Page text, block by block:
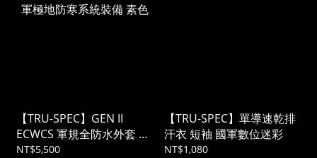
【TRU-SPEC】GEN II
ECWCS 軍規全防水外套 美
軍極地防寒系統裝備 素色
NT$5,500
【TRU-SPEC】單導速乾排
汗衣 短袖 國軍數位迷彩
NT$1,080